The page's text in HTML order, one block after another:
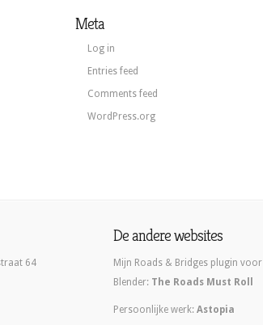
Meta
Log in
Entries feed
Comments feed
WordPress.org
64
De andere websites
Mijn Roads & Bridges plugin voor
Blender: The Roads Must Roll
Persoonlijke werk: Astopia